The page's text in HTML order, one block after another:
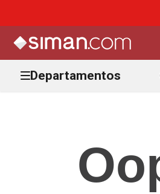
Departamentos